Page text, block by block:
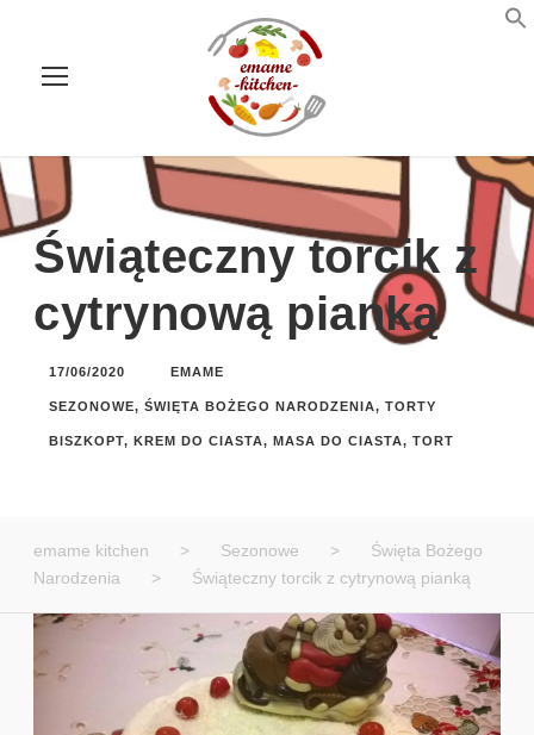
Świąteczny torcik z
cytrynową pianką
17/06/2020 EMAME
SEZONOWE, ŚWIĘTA BOŻEGO NARODZENIA, TORTY
BISZKOPT, KREM DO CIASTA, MASA DO CIASTA, TORT
emame kitchen > Sezonowe >
Święta Bożego
Narodzenia
> Świąteczny torcik z cytrynową pianką